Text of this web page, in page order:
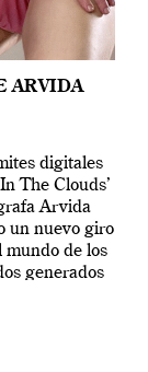
ARVIDA
digitales
The Clouds’
Arvida
un nuevo giro
mundo de los
generados